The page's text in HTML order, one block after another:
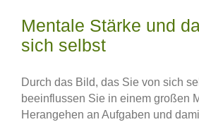
Mentale Stärke und
sich selbst
Durch das Bild, das Sie von sich
beeinflussen Sie in einem großen
Herangehen an Aufgaben und